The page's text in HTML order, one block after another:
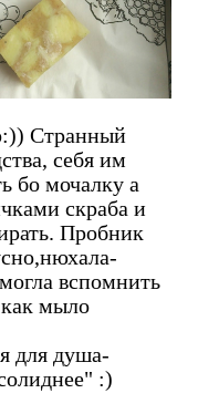
Странный
себя им
бо мочалку а
скраба и
Пробник
вспомнить
мыло
для душа-
:)